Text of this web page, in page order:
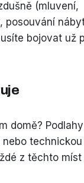
(mluvení,
posouvání
bojovat už
domě? Podlahy
technickou
z těchto míst